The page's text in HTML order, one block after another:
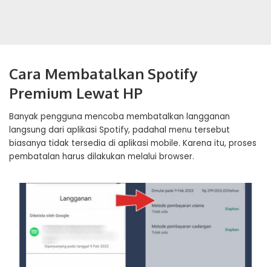
Cara Membatalkan Spotify
Premium Lewat HP
Banyak pengguna mencoba membatalkan langganan
langsung dari aplikasi Spotify, padahal menu tersebut
biasanya tidak tersedia di aplikasi mobile. Karena itu, proses
pembatalan harus dilakukan melalui browser.